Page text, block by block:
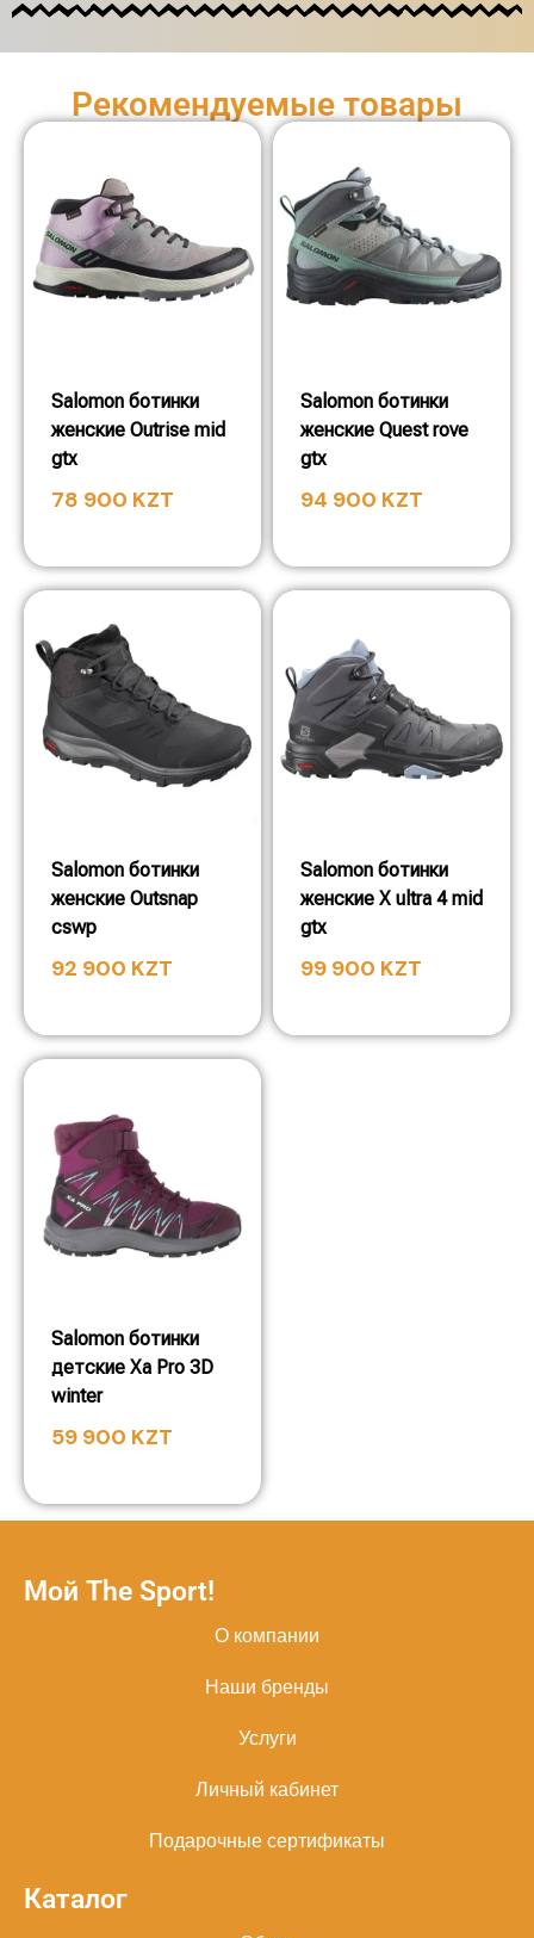
Рекомендуемые товары
Salomon ботинки
женские Outrise mid
gtx
78 900 KZT
Salomon ботинки
женские Quest rove
gtx
94 900 KZT
Salomon ботинки
женские Outsnap
cswp
92 900 KZT
Salomon ботинки
женские X ultra 4 mid
gtx
99 900 KZT
Salomon ботинки
детские Xa Pro 3D
winter
59 900 KZT
Мой The Sport!
О компании
Наши бренды
Услуги
Личный кабинет
Подарочные сертификаты
Каталог